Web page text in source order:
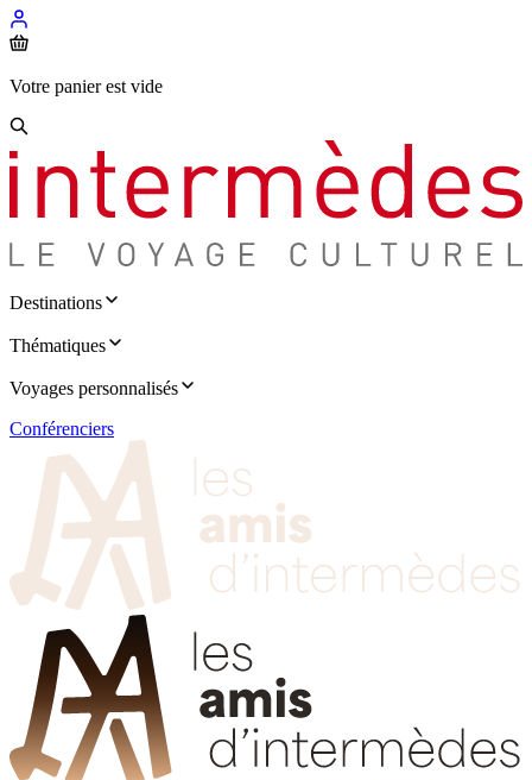
Votre panier est vide
Destinations
Thématiques
Voyages personnalisés
Conférenciers